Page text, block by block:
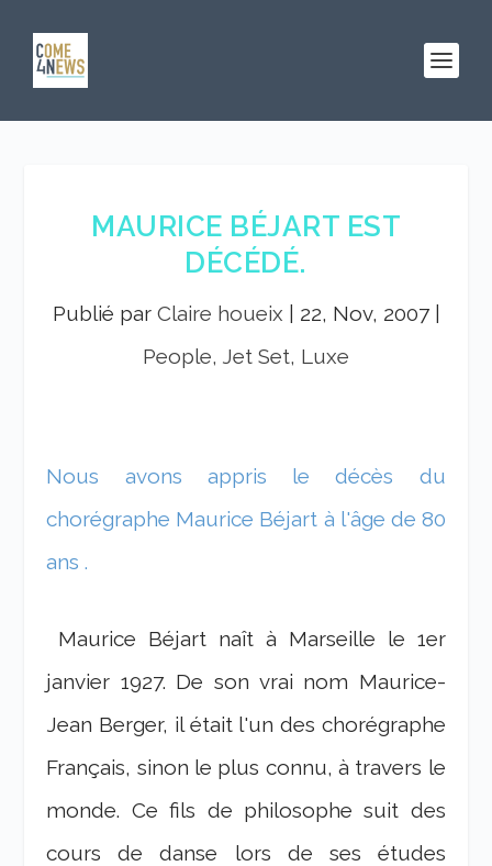
MAURICE BÉJART EST
DÉCÉDÉ.
Publié par Claire houeix 22, Nov, 2007|
People, Jet Set, Luxe
Nous avons appris le décès du
chorégraphe Maurice Béjart à l'âge de 80
ans .
Maurice Béjart naît à Marseille le 1er
janvier 1927. De son vrai nom Maurice-
Jean Berger, il était l'un des chorégraphe
Français, sinon le plus connu, à travers le
monde. Ce fils de philosophe suit des
cours de danse lors de ses études